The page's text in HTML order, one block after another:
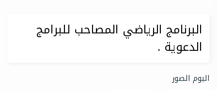
البرنامج الرياضي المصاحب للبرامج
الدعوية .
البوم الصور